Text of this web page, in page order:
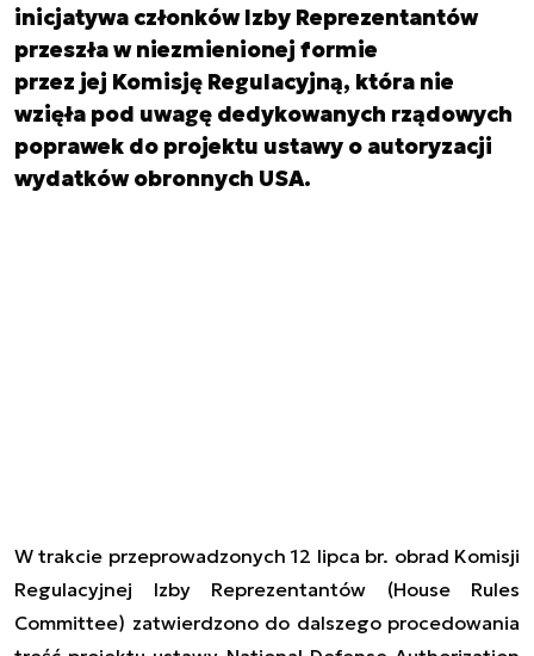
inicjatywa członków Izby Reprezentantów
przeszła w niezmienionej formie
przez jej Komisję Regulacyjną, która nie
wzięła pod uwagę dedykowanych rządowych
poprawek do projektu ustawy o autoryzacji
wydatków obronnych USA.
W trakcie przeprowadzonych 12 lipca br. obrad Komisji
Regulacyjnej Izby Reprezentantów (House Rules
Committee) zatwierdzono do dalszego procedowania